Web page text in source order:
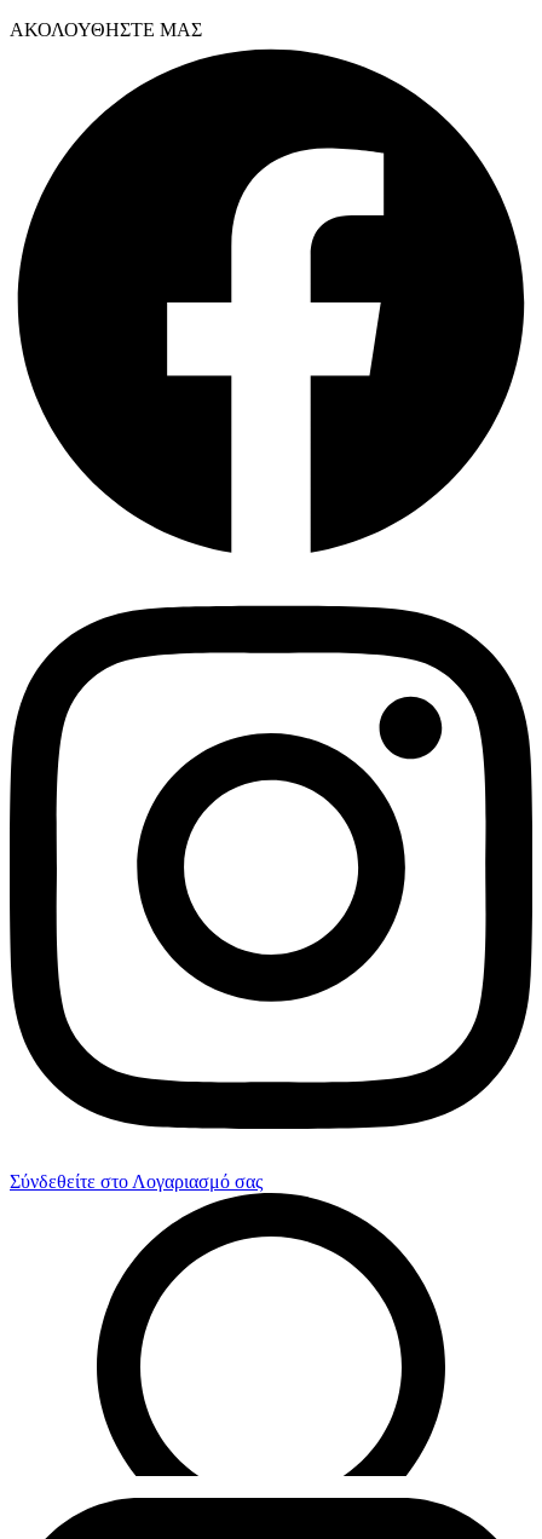
ΑΚΟΛΟΥΘΗΣΤΕ ΜΑΣ
Σύνδεθείτε στο Λογαριασμό σας